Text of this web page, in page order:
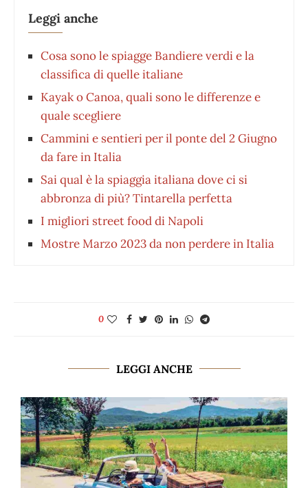
Leggi anche
Cosa sono le spiagge Bandiere verdi e la
classifica di quelle italiane
Kayak o Canoa, quali sono le differenze e
quale scegliere
Cammini e sentieri per il ponte del 2 Giugno
da fare in Italia
Sai qual è la spiaggia italiana dove ci si
abbronza di più? Tintarella perfetta
I migliori street food di Napoli
Mostre Marzo 2023 da non perdere in Italia
0
LEGGI ANCHE